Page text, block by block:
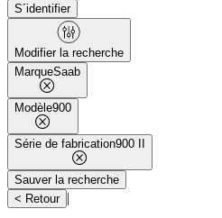
S´identifier
Modifier la recherche
MarqueSaab
Modèle900
Série de fabrication900 II
Sauver la recherche
< Retour |